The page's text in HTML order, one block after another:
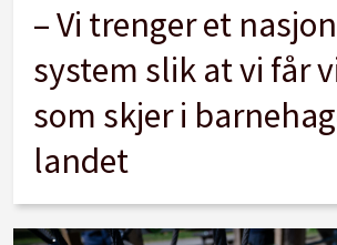
– Vi trenger et
system slik at vi får
som skjer i
landet